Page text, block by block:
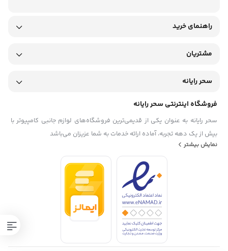
راهنمای خرید
مشتریان
سحر رایانه
فروشگاه اینترنتی سحر رایانه
سحر رایانه به عنوان یکی از قدیمی‌ترین فروشگاه‌های لوازم جانبی کامپیوتر با
بیش از یک دهه تجربه، آماده ارائه خدمات به شما عزیزان می‌باشد
نمایش بیشتر